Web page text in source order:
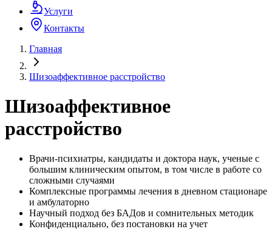
Услуги
Контакты
Главная
Шизоаффективное расстройство
Шизоаффективное
расстройство
Врачи-психиатры, кандидаты и доктора наук, ученые с
большим клиническим опытом, в том числе в работе со
сложными случаями
Комплексные программы лечения в дневном стационаре
и амбулаторно
Научный подход без БАДов и сомнительных методик
Конфиденциально, без постановки на учет